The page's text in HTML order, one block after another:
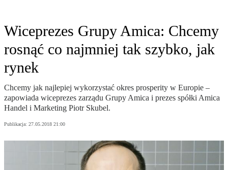
Wiceprezes Grupy Amica: Chcemy
rosnąć co najmniej tak szybko, jak
rynek
Chcemy jak najlepiej wykorzystać okres prosperity w Europie –
zapowiada wiceprezes zarządu Grupy Amica i prezes spółki Amica
Handel i Marketing Piotr Skubel.
Publikacja: 27.05.2018 21:00